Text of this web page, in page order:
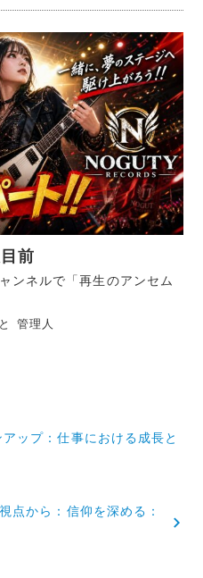
前
ンネルで「再生のアンセム
管理人
ップ：仕事における成長と
点から：信仰を深める：